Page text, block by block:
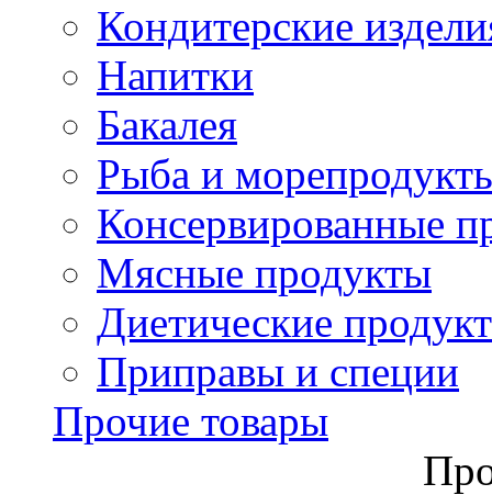
Кондитерские
Напитки
Бакалея
Рыба и
Консервированные
Мясные продукты
Диетические
Приправы и специи
Прочие товары